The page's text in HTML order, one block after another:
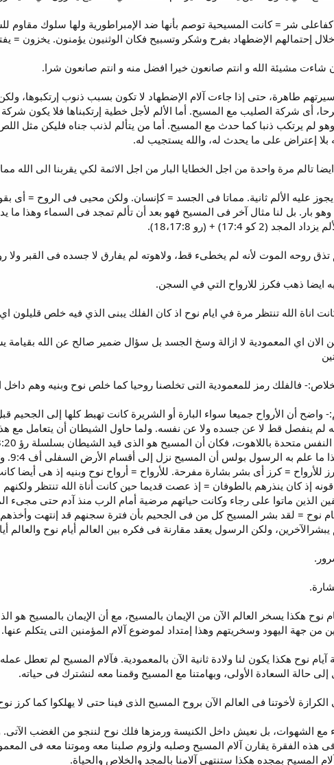
شر = كانت المسيحية توصم بأنها ضد الإمبراطورية ولها سلوك مقاوم
إحتمالهم الإضطهاد بفرح وشكر وتسبيح فكان الوثنيون يؤمنون. يخزون =
طاهرة، حتى إذا جاءت آلام الإضطهاد لا تكون بسبب ذنوب إرتكبوها،
أى شركة الصليب مع المسيح. أما الألم لأجل خطية إرتكبناها فلا
لم يرتكب ذنبا كما حدث مع المسيح. أما من يتألم لذنب جناه فليكن مثل
بلا إعتراض على ما يحدث له، والله يستجيب له.
عليه الألم ثانية. مماتا فى الجسد = كإنسان. ولكن محيى فى الروح = أى
وهو بار. بل لنا مثال آخر فى المسيح فهو بعد أن تألم تمجد فى السماء وهذا ما
(2 كو 17:4) + (رو 18،17:8).
روحه الموت لأنه لم يخطىء قط، ولاهوته لم يفارق لا جسده فى القبر
اناة الله تنتظر مرة في ايام نوح اذ كان الفلك يبنى الذي فيه خلص قليلون
الان اي المعمودية لا ازالة وسخ الجسد بل سؤال ضمير صالح عن الله بقيامة
واضح أن الأرواح جميعا سواء البارة أو الشريرة كانت تهبط كلها إلى
لم ينفصل قط لا عن جسده ولا عن نفسه. ولما حاول الشيطان أن يتعامل مع هذه
وعد
للأرواح = كرز أى بشر بشارة مفرحة. للأرواح = أرواح نوح وبنيه إذ هى
إذ كان ينذرهم بالطوفان = إذ عصت قديما حين كانت أناة الله تنتظر
الذين ماتوا على رجاء وكانت حياتهم مرضية أمام الرب منذ آدم حتى مجىء
نوح = لقد بشر المسيح كل من فى الجحيم بأن فترة سجنهم قد إنتهت
ولكن الرسول يعقد مقارنة فى فكره بين العالم أيام نوح والعالم
نوح هكذا يسخر العالم الآن من الإيمان بالمسيح، مع أن الإيمان بالمسيح هو
من جهة اليهود وسخريتهم وهذا إمتداد لموضوع آلام المؤمنين التى يتكلم عنها.
آيام نوح هكذا يكون لنا ولادة ثانية الآن بالمعمودية. فآلام المسيح لم
إلى حالة السعادة الأولى، وبهامتنا مع المسيح وقمنا معه لنشترك فى حياته.
مع الشهوات، بل نعيش داخل الكنيسة ورمزها فلك نوح لننجو من الغضب الآتى.
هذه الفقرة يقارن آلام المسيح وصلبه ولزوم صلبنا معه وموتنا معه فى
المسيح بمجده هكذا ستنتهى آلامنا بالمجد والخلاص والحياة.